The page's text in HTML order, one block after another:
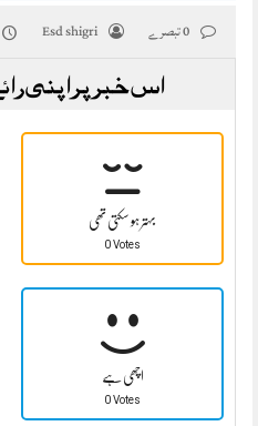
Esd shigri
اس خبر پر اپنی
بہتر ہو سکتی تھی
0 Votes
اچھی ہے
0 Votes